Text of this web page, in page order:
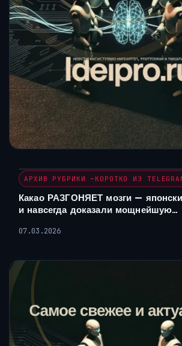
АРХИВ РУБРИКИ ~КОРОТКО ИЗ
Какао РАЗГОНЯЕТ мозги —
и навсегда доказали мощнейшую…
07.03.2026